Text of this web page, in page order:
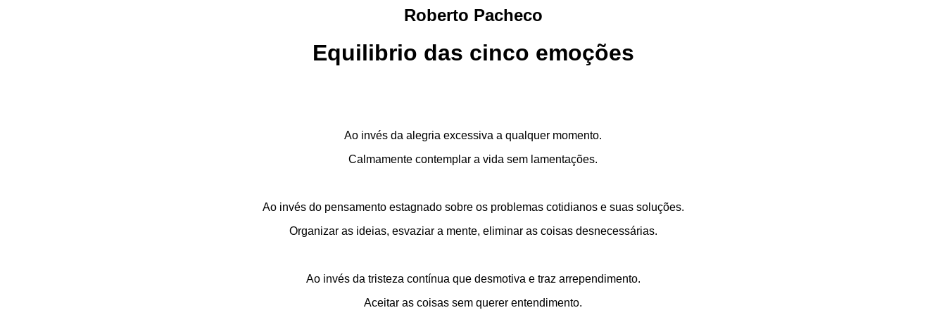
Roberto Pacheco
Equilibrio das cinco emoções
Ao invés da alegria excessiva a qualquer momento.
Calmamente contemplar a vida sem lamentações.
Ao invés do pensamento estagnado sobre os problemas cotidianos e suas soluções.
Organizar as ideias, esvaziar a mente, eliminar as coisas desnecessárias.
Ao invés da tristeza contínua que desmotiva e traz arrependimento.
Aceitar as coisas sem querer entendimento.